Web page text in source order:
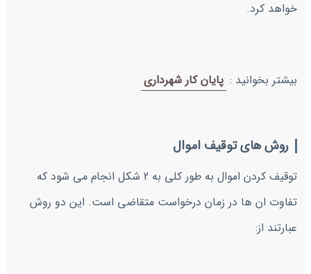
خواهد کرد.
بیشتر بخوانید : پایان کار شهرداری
روش های توقیف اموال
توقیف کردن اموال به طور کلی به 2 شکل انجام می شود که
تفاوت ان ها در زمان درخواست متقاضی است. این دو روش
عبارتند از: